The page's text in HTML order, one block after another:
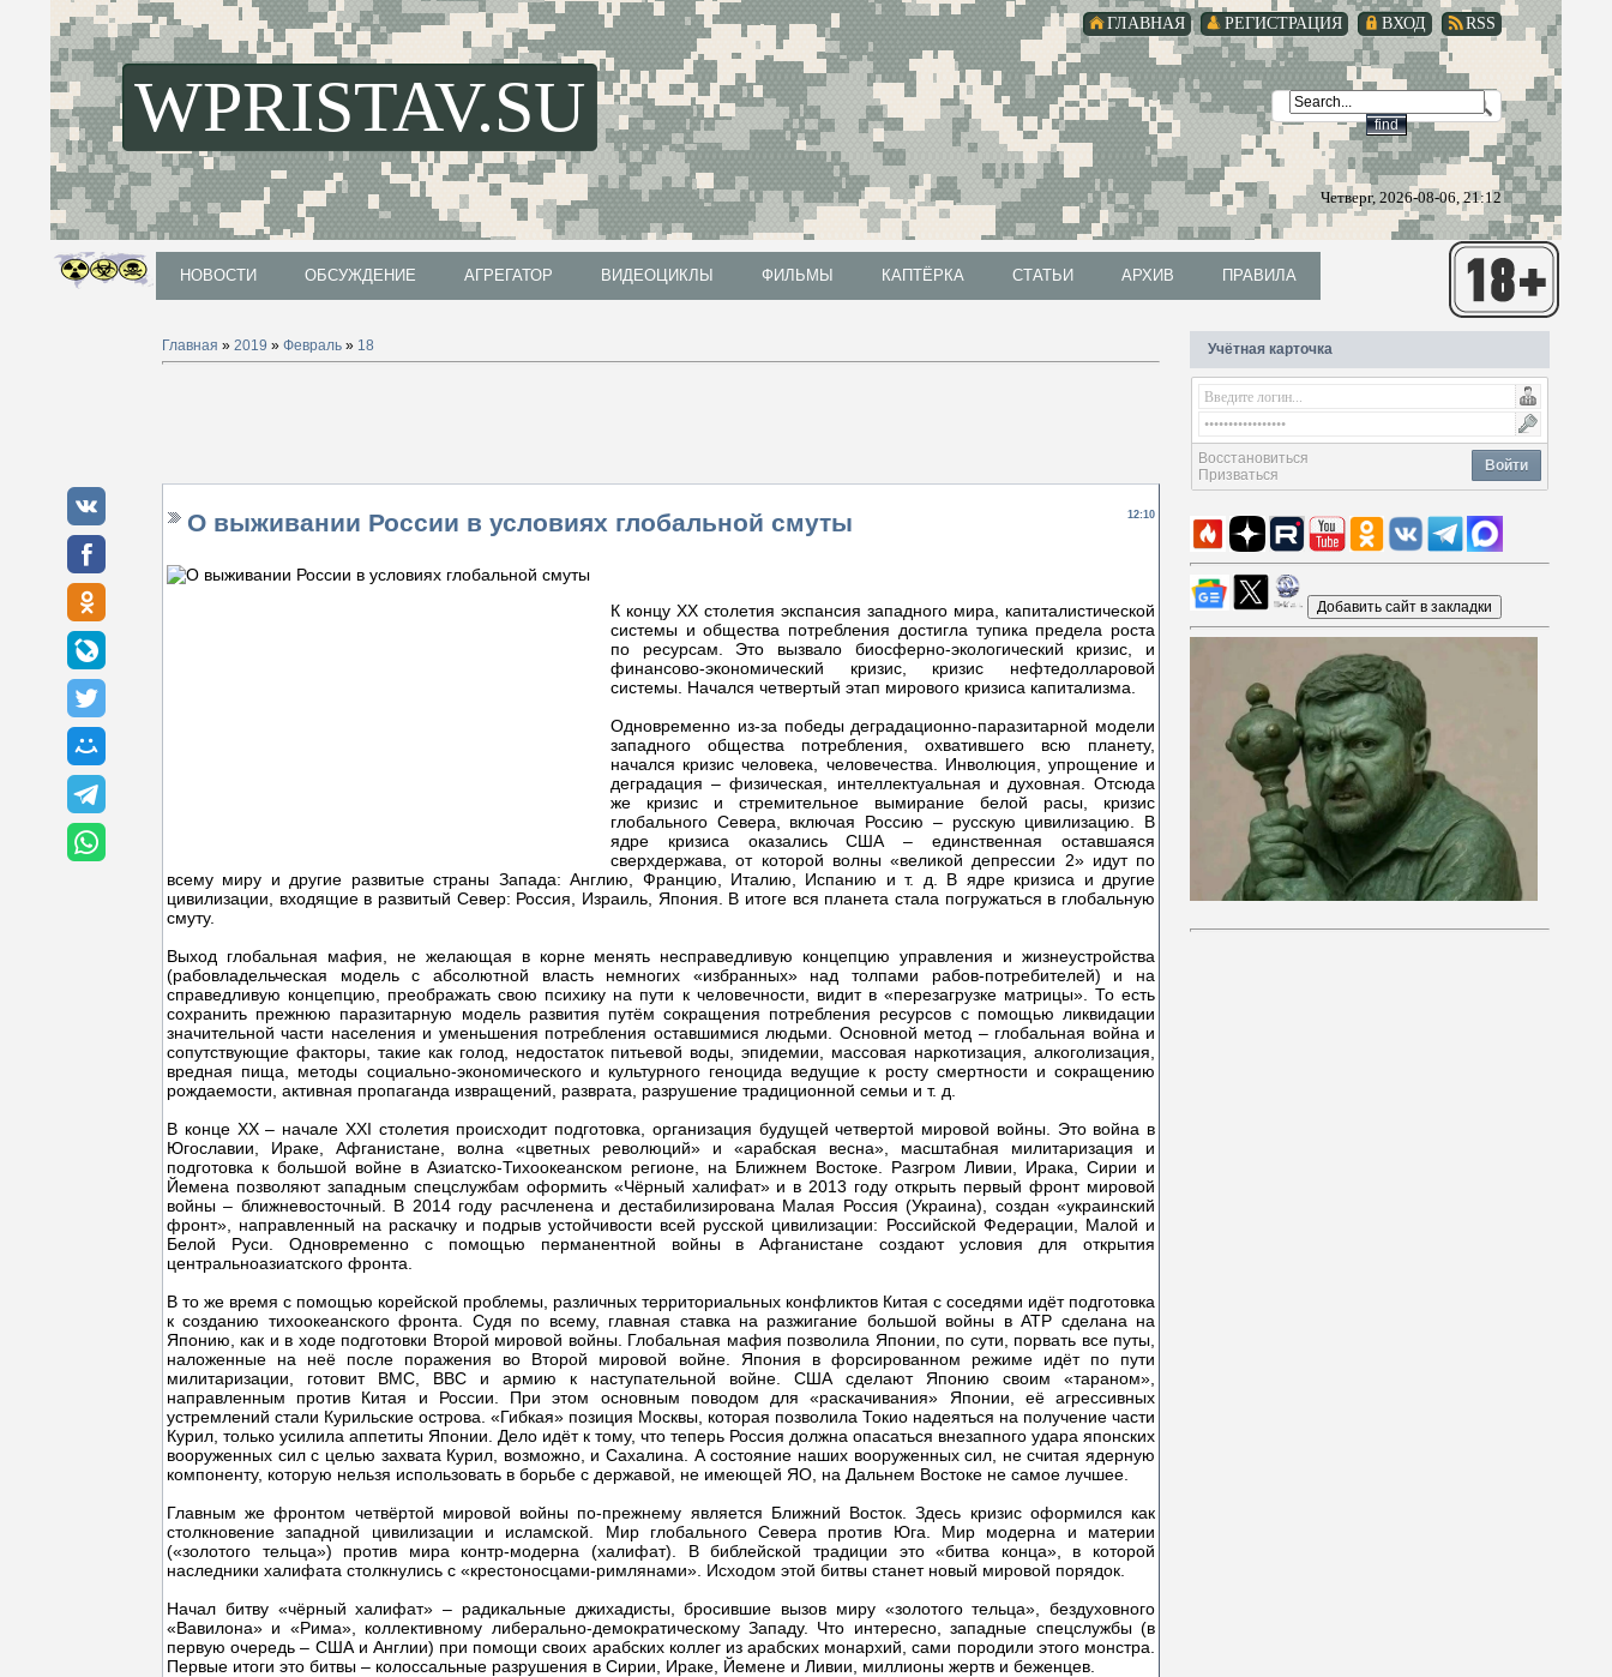
RSS
ВХОД
РЕГИСТРАЦИЯ
ГЛАВНАЯ
WPRISTAV.SU
Четверг, 2026-08-06, 21:12
НОВОСТИ ОБСУЖДЕНИЕ АГРЕГАТОР ВИДЕОЦИКЛЫ ФИЛЬМЫ КАПТЁРКА СТАТЬИ АРХИВ ПРАВИЛА
Главная » 2019 » Февраль » 18
12:10
О выживании России в условиях глобальной смуты
К концу XX столетия экспансия западного мира, капиталистической
системы и общества потребления достигла тупика предела роста
по ресурсам. Это вызвало биосферно-экологический кризис, и
финансово-экономический кризис, кризис нефтедолларовой
системы. Начался четвертый этап мирового кризиса капитализма.
Одновременно из-за победы деградационно-паразитарной модели
западного общества потребления, охватившего всю планету,
начался кризис человека, человечества. Инволюция, упрощение и
деградация – физическая, интеллектуальная и духовная. Отсюда
же кризис и стремительное вымирание белой расы, кризис
глобального Севера, включая Россию – русскую цивилизацию. В
ядре кризиса оказались США – единственная оставшаяся
сверхдержава, от которой волны «великой депрессии 2» идут по
всему миру и другие развитые страны Запада: Англию, Францию, Италию, Испанию и т. д. В ядре кризиса и другие
цивилизации, входящие в развитый Север: Россия, Израиль, Япония. В итоге вся планета стала погружаться в глобальную
смуту.
Выход глобальная мафия, не желающая в корне менять несправедливую концепцию управления и жизнеустройства
(рабовладельческая модель с абсолютной власть немногих «избранных» над толпами рабов-потребителей) и на
справедливую концепцию, преображать свою психику на пути к человечности, видит в «перезагрузке матрицы». То есть
сохранить прежнюю паразитарную модель развития путём сокращения потребления ресурсов с помощью ликвидации
значительной части населения и уменьшения потребления оставшимися людьми. Основной метод – глобальная война и
сопутствующие факторы, такие как голод, недостаток питьевой воды, эпидемии, массовая наркотизация, алкоголизация,
вредная пища, методы социально-экономического и культурного геноцида ведущие к росту смертности и сокращению
рождаемости, активная пропаганда извращений, разврата, разрушение традиционной семьи и т. д.
В конце XX – начале XXI столетия происходит подготовка, организация будущей четвертой мировой войны. Это война в
Югославии, Ираке, Афганистане, волна «цветных революций» и «арабская весна», масштабная милитаризация и
подготовка к большой войне в Азиатско-Тихоокеанском регионе, на Ближнем Востоке. Разгром Ливии, Ирака, Сирии и
Йемена позволяют западным спецслужбам оформить «Чёрный халифат» и в 2013 году открыть первый фронт мировой
войны – ближневосточный. В 2014 году расчленена и дестабилизирована Малая Россия (Украина), создан «украинский
фронт», направленный на раскачку и подрыв устойчивости всей русской цивилизации: Российской Федерации, Малой и
Белой Руси. Одновременно с помощью перманентной войны в Афганистане создают условия для открытия
центральноазиатского фронта.
В то же время с помощью корейской проблемы, различных территориальных конфликтов Китая с соседями идёт подготовка
к созданию тихоокеанского фронта. Судя по всему, главная ставка на разжигание большой войны в АТР сделана на
Японию, как и в ходе подготовки Второй мировой войны. Глобальная мафия позволила Японии, по сути, порвать все путы,
наложенные на неё после поражения во Второй мировой войне. Япония в форсированном режиме идёт по пути
милитаризации, готовит ВМС, ВВС и армию к наступательной войне. США сделают Японию своим «тараном»,
направленным против Китая и России. При этом основным поводом для «раскачивания» Японии, её агрессивных
устремлений стали Курильские острова. «Гибкая» позиция Москвы, которая позволила Токио надеяться на получение части
Курил, только усилила аппетиты Японии. Дело идёт к тому, что теперь Россия должна опасаться внезапного удара японских
вооруженных сил с целью захвата Курил, возможно, и Сахалина. А состояние наших вооруженных сил, не считая ядерную
компоненту, которую нельзя использовать в борьбе с державой, не имеющей ЯО, на Дальнем Востоке не самое лучшее.
Главным же фронтом четвёртой мировой войны по-прежнему является Ближний Восток. Здесь кризис оформился как
столкновение западной цивилизации и исламской. Мир глобального Севера против Юга. Мир модерна и материи
(«золотого тельца») против мира контр-модерна (халифат). В библейской традиции это «битва конца», в которой
наследники халифата столкнулись с «крестоносцами-римлянами». Исходом этой битвы станет новый мировой порядок.
Начал битву «чёрный халифат» – радикальные джихадисты, бросившие вызов миру «золотого тельца», бездуховного
«Вавилона» и «Рима», коллективному либерально-демократическому Западу. Что интересно, западные спецслужбы (в
первую очередь – США и Англии) при помощи своих арабских коллег из арабских монархий, сами породили этого монстра.
Первые итоги это битвы – колоссальные разрушения в Сирии, Ираке, Йемене и Ливии, миллионы жертв и беженцев.
Учётная карточка
Войти
Восстановиться
Призваться